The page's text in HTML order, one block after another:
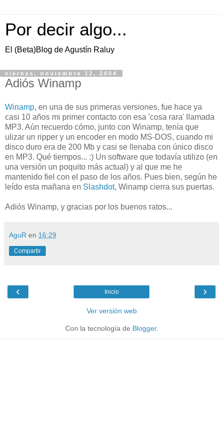
Por decir algo...
El (Beta)Blog de Agustín Raluy
viernes, noviembre 12, 2004
Adiós Winamp
Winamp, en una de sus primeras versiones, fue hace ya
casi 10 años mi primer contacto con esa 'cosa rara' llamada
MP3. Aún recuerdo cómo, junto con Winamp, tenía que
ulizar un ripper y un encoder en modo MS-DOS, cuando mi
disco duro era de 200 Mb y casi se llenaba con único disco
en MP3. Qué tiempos... :) Un software que todavía utilizo (en
una versión un poquito más actual) y al que me he
mantenido fiel con el paso de los años. Pues bien, según he
leído esta mañana en Slashdot, Winamp cierra sus puertas.
Adiós Winamp, y gracias por los buenos ratos...
AguR en 16:29
Compartir
‹ ›
Inicio
Ver versión web
Con la tecnología de Blogger.